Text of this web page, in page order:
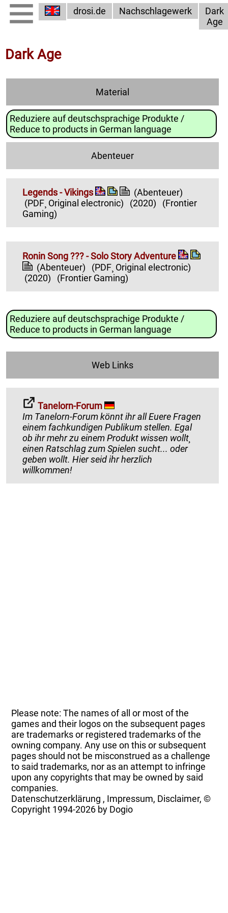
drosi.de Nachschlagewerk
Dark
Age
Dark Age
Material
Reduziere auf deutschsprachige Produkte /
Reduce to products in German language
Abenteuer
Legends - Vikings
(Abenteuer)
(PDF¸ Original electronic)
(2020)
(Frontier
Gaming)
Ronin Song ??? - Solo Story Adventure
(Abenteuer)
(PDF¸ Original electronic)
(2020)
(Frontier Gaming)
Reduziere auf deutschsprachige Produkte /
Reduce to products in German language
Web Links
Tanelorn-Forum
Im Tanelorn-Forum könnt ihr all Euere Fragen
einem fachkundigen Publikum stellen. Egal
ob ihr mehr zu einem Produkt wissen wollt¸
einen Ratschlag zum Spielen sucht... oder
geben wollt. Hier seid ihr herzlich
willkommen!
Please note: The names of all or most of the
games and their logos on the subsequent pages
are trademarks or registered trademarks of the
owning company. Any use on this or subsequent
pages should not be misconstrued as a challenge
to said trademarks, nor as an attempt to infringe
upon any copyrights that may be owned by said
companies.
Datenschutzerklärung , Impressum, Disclaimer, ©
Copyright 1994-2026 by Dogio